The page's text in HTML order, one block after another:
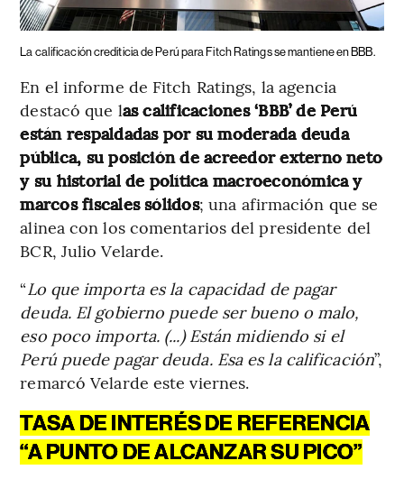
La calificación crediticia de Perú para Fitch Ratings se mantiene en BBB.
En el informe de Fitch Ratings, la agencia
destacó que las calificaciones ‘BBB’ de Perú
están respaldadas por su moderada deuda
pública, su posición de acreedor externo neto
y su historial de política macroeconómica y
marcos fiscales sólidos; una afirmación que se
alinea con los comentarios del presidente del
BCR, Julio Velarde.
“Lo que importa es la capacidad de pagar
deuda. El gobierno puede ser bueno o malo,
eso poco importa. (...) Están midiendo si el
Perú puede pagar deuda. Esa es la calificación”,
remarcó Velarde este viernes.
TASA DE INTERÉS DE REFERENCIA
“A PUNTO DE ALCANZAR SU PICO”